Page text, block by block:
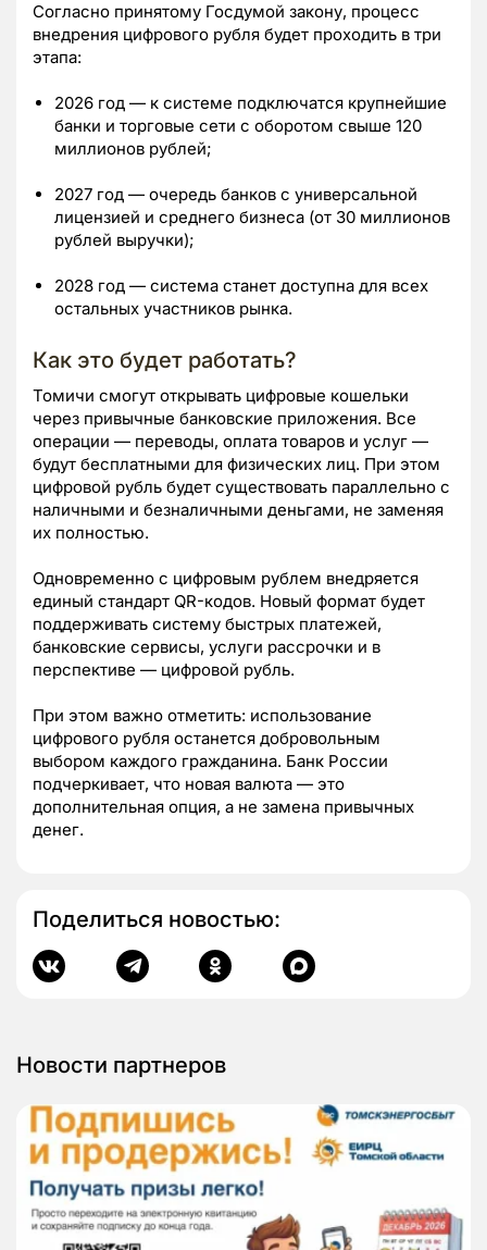
Согласно принятому Госдумой закону, процесс
внедрения цифрового рубля будет проходить в три
этапа:
2026 год — к системе подключатся крупнейшие
банки и торговые сети с оборотом свыше 120
миллионов рублей;
2027 год — очередь банков с универсальной
лицензией и среднего бизнеса (от 30 миллионов
рублей выручки);
2028 год — система станет доступна для всех
остальных участников рынка.
Как это будет работать?
Томичи смогут открывать цифровые кошельки
через привычные банковские приложения. Все
операции — переводы, оплата товаров и услуг —
будут бесплатными для физических лиц. При этом
цифровой рубль будет существовать параллельно с
наличными и безналичными деньгами, не заменяя
их полностью.
Одновременно с цифровым рублем внедряется
единый стандарт QR-кодов. Новый формат будет
поддерживать систему быстрых платежей,
банковские сервисы, услуги рассрочки и в
перспективе — цифровой рубль.
При этом важно отметить: использование
цифрового рубля останется добровольным
выбором каждого гражданина. Банк России
подчеркивает, что новая валюта — это
дополнительная опция, а не замена привычных
денег.
Поделиться новостью:
Новости партнеров